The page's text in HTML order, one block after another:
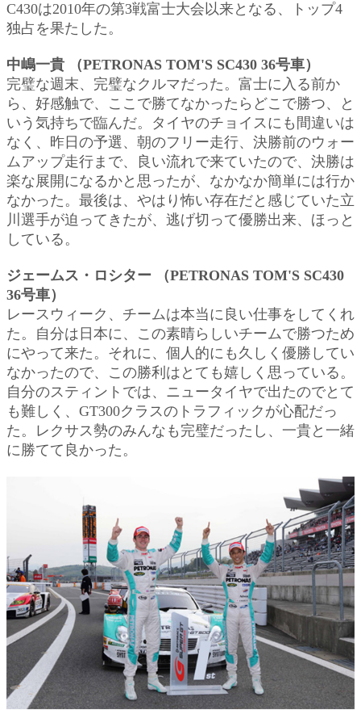
C430は2010年の第3戦富士大会以来となる、トップ4
独占を果たした。
中嶋一貴 （PETRONAS TOM'S SC430 36号車）
完璧な週末、完璧なクルマだった。富士に入る前か
ら、好感触で、ここで勝てなかったらどこで勝つ、と
いう気持ちで臨んだ。タイヤのチョイスにも間違いは
なく、昨日の予選、朝のフリー走行、決勝前のウォー
ムアップ走行まで、良い流れで来ていたので、決勝は
楽な展開になるかと思ったが、なかなか簡単には行か
なかった。最後は、やはり怖い存在だと感じていた立
川選手が迫ってきたが、逃げ切って優勝出来、ほっと
している。
ジェームス・ロシター （PETRONAS TOM'S SC430
36号車）
レースウィーク、チームは本当に良い仕事をしてくれ
た。自分は日本に、この素晴らしいチームで勝つため
にやって来た。それに、個人的にも久しく優勝してい
なかったので、この勝利はとても嬉しく思っている。
自分のスティントでは、ニュータイヤで出たのでとて
も難しく、GT300クラスのトラフィックが心配だっ
た。レクサス勢のみんなも完璧だったし、一貴と一緒
に勝てて良かった。